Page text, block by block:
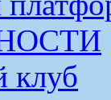
клуб